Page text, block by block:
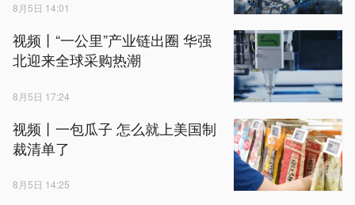
8月5日 14:01
视频丨“一公里”产业链出圈 华强
北迎来全球采购热潮
8月5日 17:24
视频丨一包瓜子 怎么就上美国制
裁清单了
8月5日 14:25